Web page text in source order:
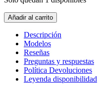
Base
Jarra
Batidora
Vaso
MOULINEX.
MS-
651090
Añadir al carrito
Descripción
Modelos
Reseñas
Preguntas y respuestas
Política Devoluciones
Leyenda disponibilidad